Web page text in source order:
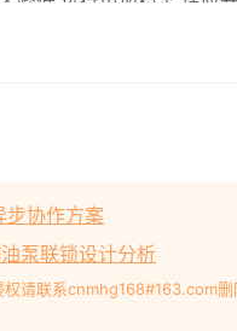
■关键词:空分;压缩 he
desig1项目概述
温度等技术性能参数,进
市场的主流数见表1收
工况最大工况冷却器,再
第三段1级继续压进口
步协作方案
泵联锁设计分析
请联系cnmhg168#163.com